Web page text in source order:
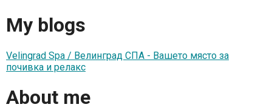
My blogs
Velingrad Spa / Велинград СПА - Вашето място за
почивка и релакс
About me